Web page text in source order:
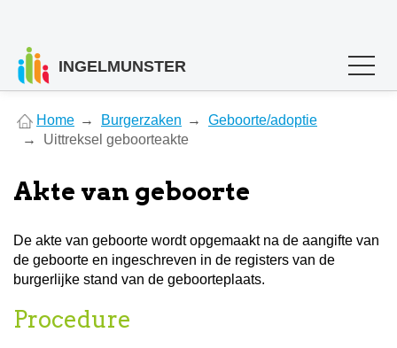
INGELMUNSTER
are
here
Home Burgerzaken
Geboorte/adoptie
Uittreksel geboorteakte
Akte van geboorte
De akte van geboorte wordt opgemaakt na de aangifte van
de geboorte en ingeschreven in de registers van de
burgerlijke stand van de geboorteplaats.
Procedure